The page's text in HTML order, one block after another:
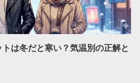
は冬だと寒い？気温別の正解と